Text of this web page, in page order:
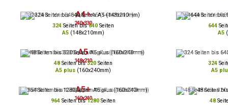
A4+
240x330
324Seiten bis640Seiten
A5(148x210mm)
A5
148x210
644
A5
48Seiten bis320Seiten
A5 plus(160x240mm)
A5+
160x240
324
A5
964Seiten bis1280Seiten
48